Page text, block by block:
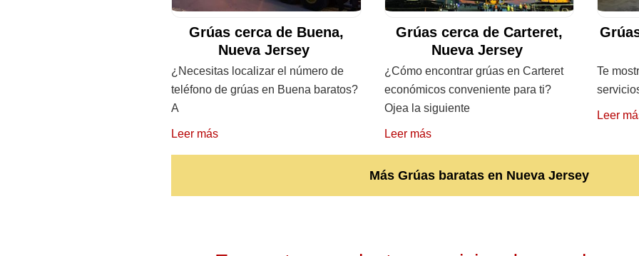
Grúas cerca de Buena,
Nueva Jersey
¿Necesitas localizar el número de
teléfono de grúas en Buena baratos?
A
Leer más
Grúas cerca de Carteret,
Nueva Jersey
¿Cómo encontrar grúas en Carteret
económicos conveniente para ti?
Ojea la siguiente
Leer más
Te
Leer
Más Grúas baratas en Nueva Jersey